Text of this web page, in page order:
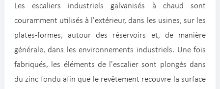
Les escaliers industriels galvanisés à chaud sont
couramment utilisés à l'extérieur, dans les usines, sur les
plates-formes, autour des réservoirs et, de manière
générale, dans les environnements industriels. Une fois
fabriqués, les éléments de l'escalier sont plongés dans
du zinc fondu afin que le revêtement recouvre la surface